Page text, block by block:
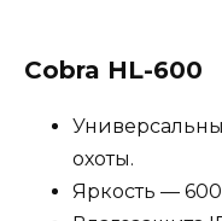
Cobra HL-600
охоты.
Яркость —